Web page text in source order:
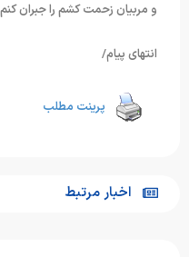
و مربیان زحمت کشم را جبران کنم.
انتهای پیام/
پرینت مطلب
اخبار مرتبط